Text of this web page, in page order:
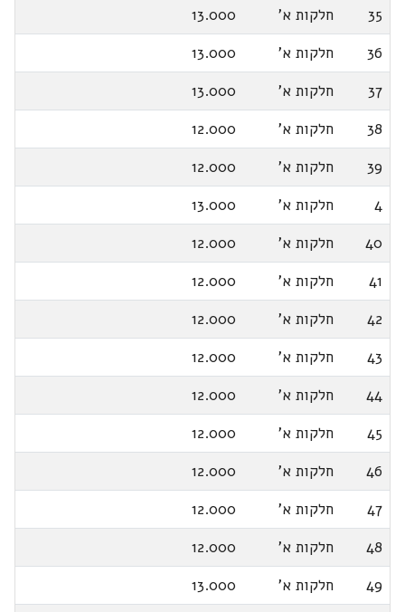
35
חלקות א'
13.000
36
חלקות א'
13.000
37
חלקות א'
13.000
38
חלקות א'
12.000
39
חלקות א'
12.000
4
חלקות א'
13.000
40
חלקות א'
12.000
41
חלקות א'
12.000
42
חלקות א'
12.000
43
חלקות א'
12.000
44
חלקות א'
12.000
45
חלקות א'
12.000
46
חלקות א'
12.000
47
חלקות א'
12.000
48
חלקות א'
12.000
49
חלקות א'
13.000